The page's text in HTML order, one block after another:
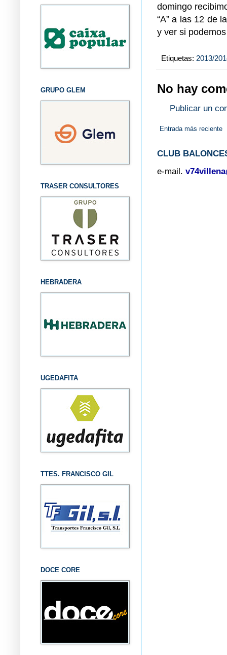
domingo
“A” a las 12 de
y ver si
Etiquetas: 2013/
No hay
Publicar un
Entrada más reciente
CLUB
e-mail.
GRUPO GLEM
TRASER CONSULTORES
HEBRADERA
UGEDAFITA
TTES. FRANCISCO GIL
DOCE CORE